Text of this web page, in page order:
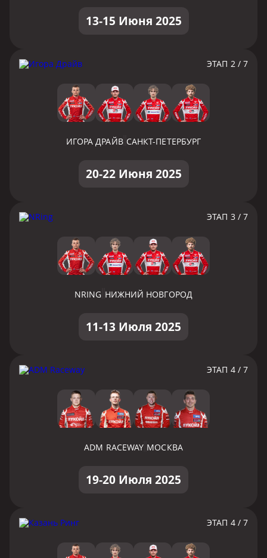
13-15 Июня 2025
ЭТАП 2 / 7
ИГОРА ДРАЙВ САНКТ-ПЕТЕРБУРГ
20-22 Июня 2025
ЭТАП 3 / 7
NRING НИЖНИЙ НОВГОРОД
11-13 Июля 2025
ЭТАП 4 / 7
ADM RACEWAY МОСКВА
19-20 Июля 2025
ЭТАП 4 / 7